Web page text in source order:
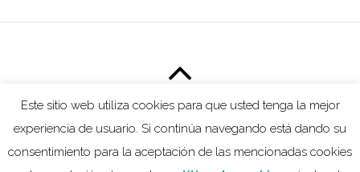
ESTUDIO5CON6
©Estudio5con62026
Este sitio web utiliza cookies para que usted tenga la mejor
experiencia de usuario. Si continúa navegando está dando su
consentimiento para la aceptación de las mencionadas cookies